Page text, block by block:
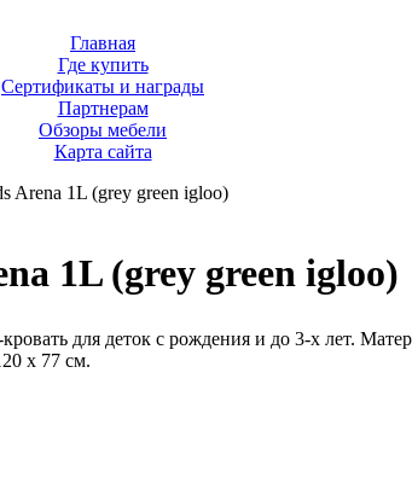
Главная
Где купить
Сертификаты и награды
Партнерам
Обзоры мебели
Карта сайта
Arena 1L (grey green igloo)
1L (grey green igloo)
для деток с рождения и до 3-х лет.
х 77 см.